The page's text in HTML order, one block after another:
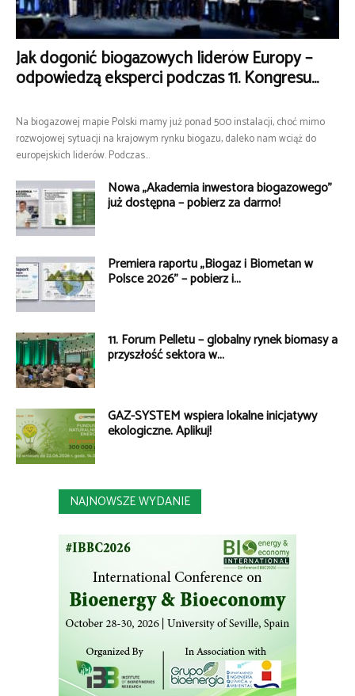
Jak dogonić biogazowych liderów Europy –
odpowiedzą eksperci podczas 11. Kongresu...
Na biogazowej mapie Polski mamy już ponad 500 instalacji, choć mimo
rozwojowej sytuacji na krajowym rynku biogazu, daleko nam wciąż do
europejskich liderów. Podczas...
Nowa „Akademia inwestora biogazowego”
już dostępna – pobierz za darmo!
Premiera raportu „Biogaz i Biometan w
Polsce 2026” – pobierz i...
11. Forum Pelletu – globalny rynek biomasy a
przyszłość sektora w...
GAZ-SYSTEM wspiera lokalne inicjatywy
ekologiczne. Aplikuj!
NAJNOWSZE WYDANIE